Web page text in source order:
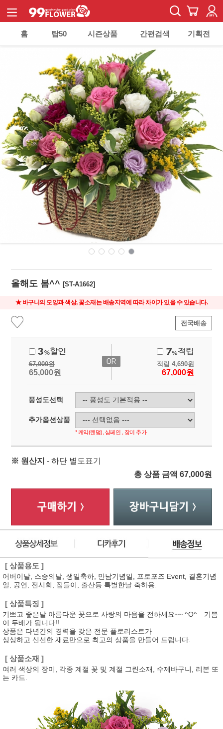
홈 탑50 시즌상품 간편검색 기획전
올해도 봄^^[ST-A1662]
★ 바구니의 모양과 색상, 꽃소재는 배송지역에 따라 차이가 있을 수 있습니다.
전국배송
67,000원
65,000원
적립 4,690원
67,000원
풍성도선택
추가옵션상품
* 케익(랜덤), 샴페인 , 장미 추가
※ 원산지 - 하단 별도표기
총 상품 금액 67,000원
[ 상품용도 ]
어버이날, 스승의날, 생일축하, 만남기념일, 프로포즈 Event, 결혼기념
일, 공연, 전시회, 집들이, 출산등 특별한날 축하용.
[ 상품특징 ]
기쁘고 좋은날 아름다운 꽃으로 사랑의 마음을 전하세요~~ ^O^ 기쁨
이 두배가 됩니다!!
상품은 다년간의 경력을 갖은 전문 플로리스트가
싱싱하고 신선한 재료만으로 최고의 상품을 만들어 드립니다.
[ 상품소재 ]
여러 색상의 장미, 각종 계절 꽃 및 계절 그린소재, 수제바구니, 리본 또
는 카드.